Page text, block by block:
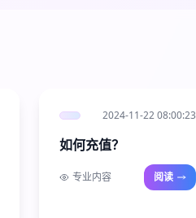
2024-11-22 08:00:23
如何充值？
专业内容 阅读